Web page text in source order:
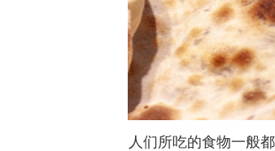
人们所吃的食物一般都